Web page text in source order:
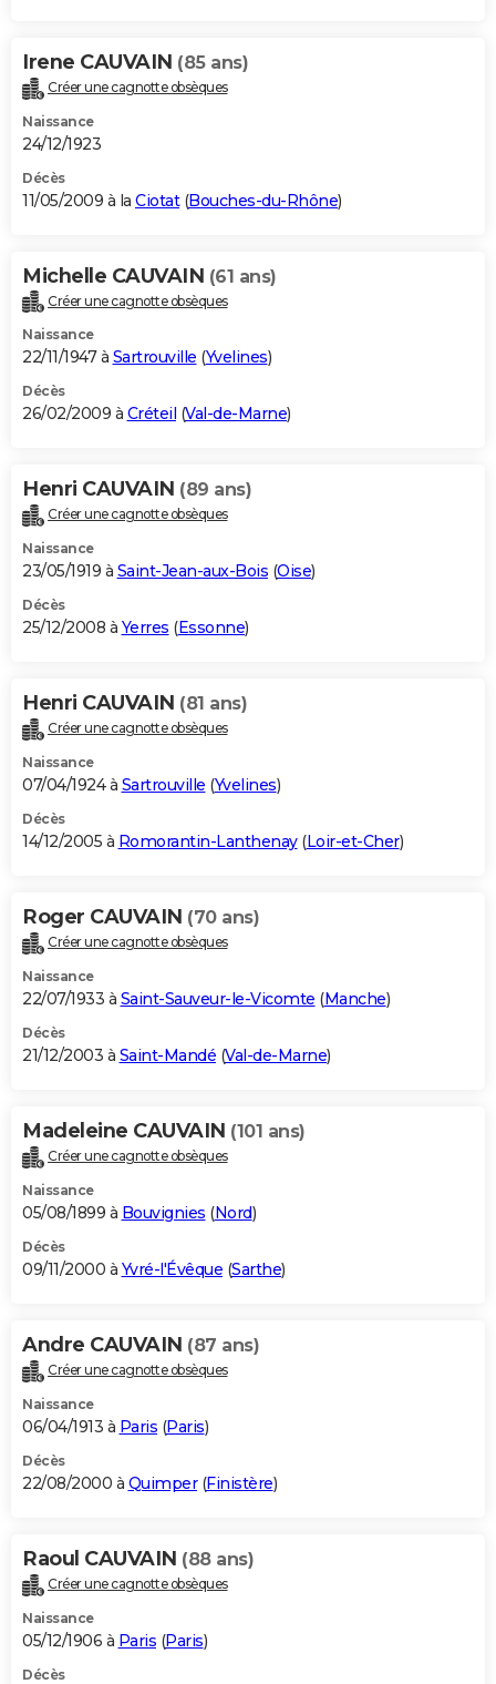
Irene CAUVAIN (85 ans)
Créer une cagnotte obsèques
Naissance
24/12/1923
Décès
11/05/2009 à la Ciotat(Bouches-du-Rhône)
Michelle CAUVAIN (61 ans)
Créer une cagnotte obsèques
Naissance
22/11/1947 à Sartrouville (Yvelines)
Décès
26/02/2009 à Créteil (Val-de-Marne)
Henri CAUVAIN (89 ans)
Créer une cagnotte obsèques
Naissance
23/05/1919 à Saint-Jean-aux-Bois (Oise)
Décès
25/12/2008 à Yerres (Essonne)
Henri CAUVAIN (81 ans)
Créer une cagnotte obsèques
Naissance
07/04/1924 à Sartrouville (Yvelines)
Décès
14/12/2005 à Romorantin-Lanthenay(Loir-et-Cher)
Roger CAUVAIN (70 ans)
Créer une cagnotte obsèques
Naissance
22/07/1933 à Saint-Sauveur-le-Vicomte (Manche)
Décès
21/12/2003 à Saint-Mandé (Val-de-Marne)
Madeleine CAUVAIN (101 ans)
Créer une cagnotte obsèques
Naissance
05/08/1899 à Bouvignies (Nord)
Décès
09/11/2000 à Yvré-l'Évêque (Sarthe)
Andre CAUVAIN (87 ans)
Créer une cagnotte obsèques
Naissance
06/04/1913 à Paris (Paris)
Décès
22/08/2000 à Quimper(Finistère)
Raoul CAUVAIN (88 ans)
Créer une cagnotte obsèques
Naissance
05/12/1906 à Paris (Paris)
Décès